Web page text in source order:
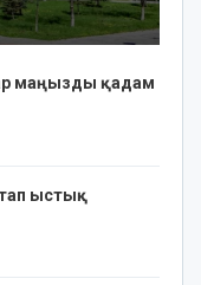
маңызды қадам
ыстық